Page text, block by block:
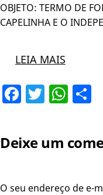
OBJETO: TERMO DE
CAPELINHA E O
LEIA MAIS
Facebook
Twitter
Deixe um
O seu endereço de e-